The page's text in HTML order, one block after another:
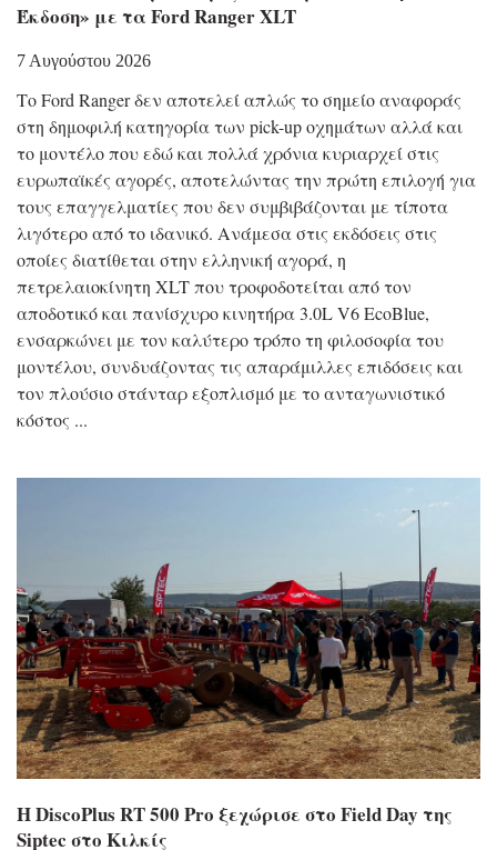
Έκδοση» με τα Ford Ranger XLT
7 Αυγούστου 2026
Το Ford Ranger δεν αποτελεί απλώς το σημείο αναφοράς
στη δημοφιλή κατηγορία των pick-up οχημάτων αλλά και
το μοντέλο που εδώ και πολλά χρόνια κυριαρχεί στις
ευρωπαϊκές αγορές, αποτελώντας την πρώτη επιλογή για
τους επαγγελματίες που δεν συμβιβάζονται με τίποτα
λιγότερο από το ιδανικό. Ανάμεσα στις εκδόσεις στις
οποίες διατίθεται στην ελληνική αγορά, η
πετρελαιοκίνητη XLT που τροφοδοτείται από τον
αποδοτικό και πανίσχυρο κινητήρα 3.0L V6 EcoBlue,
ενσαρκώνει με τον καλύτερο τρόπο τη φιλοσοφία του
μοντέλου, συνδυάζοντας τις απαράμιλλες επιδόσεις και
τον πλούσιο στάνταρ εξοπλισμό με το ανταγωνιστικό
κόστος
Η DiscoPlus RT 500 Pro ξεχώρισε στο Field Day της
Siptec στο Κιλκίς